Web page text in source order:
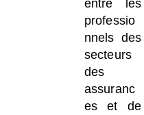
entre les
professio
nnels des
secteurs
des
assuranc
es et de